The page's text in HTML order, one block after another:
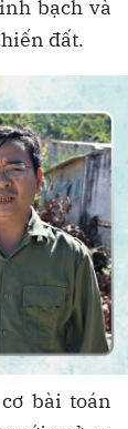
bạch và
đất.
bài toán